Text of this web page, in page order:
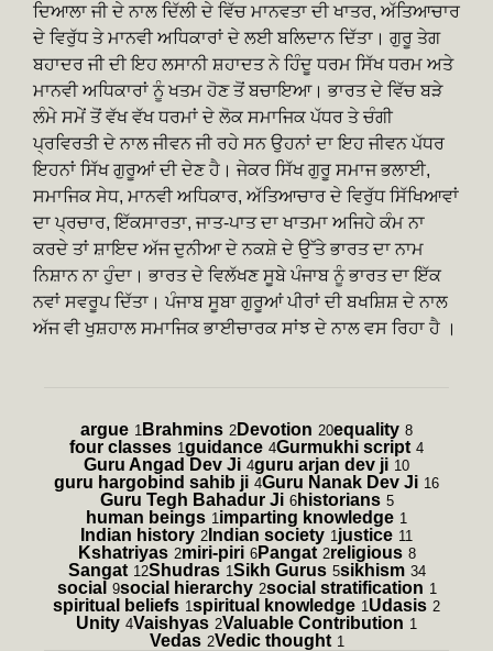
ਦਿਆਲਾ ਜੀ ਦੇ ਨਾਲ ਦਿੱਲੀ ਦੇ ਵਿੱਚ ਮਾਨਵਤਾ ਦੀ ਖਾਤਰ, ਅੱਤਿਆਚਾਰ
ਦੇ ਵਿਰੁੱਧ ਤੇ ਮਾਨਵੀ ਅਧਿਕਾਰਾਂ ਦੇ ਲਈ ਬਲਿਦਾਨ ਦਿੱਤਾ। ਗੁਰੂ ਤੇਗ
ਬਹਾਦਰ ਜੀ ਦੀ ਇਹ ਲਸਾਨੀ ਸ਼ਹਾਦਤ ਨੇ ਹਿੰਦੂ ਧਰਮ ਸਿੱਖ ਧਰਮ ਅਤੇ
ਮਾਨਵੀ ਅਧਿਕਾਰਾਂ ਨੂੰ ਖਤਮ ਹੋਣ ਤੋਂ ਬਚਾਇਆ। ਭਾਰਤ ਦੇ ਵਿੱਚ ਬੜੇ
ਲੰਮੇ ਸਮੇਂ ਤੋਂ ਵੱਖ ਵੱਖ ਧਰਮਾਂ ਦੇ ਲੋਕ ਸਮਾਜਿਕ ਪੱਧਰ ਤੇ ਚੰਗੀ
ਪ੍ਰਵਿਰਤੀ ਦੇ ਨਾਲ ਜੀਵਨ ਜੀ ਰਹੇ ਸਨ ਉਹਨਾਂ ਦਾ ਇਹ ਜੀਵਨ ਪੱਧਰ
ਇਹਨਾਂ ਸਿੱਖ ਗੁਰੂਆਂ ਦੀ ਦੇਣ ਹੈ। ਜੇਕਰ ਸਿੱਖ ਗੁਰੂ ਸਮਾਜ ਭਲਾਈ,
ਸਮਾਜਿਕ ਸੇਧ, ਮਾਨਵੀ ਅਧਿਕਾਰ, ਅੱਤਿਆਚਾਰ ਦੇ ਵਿਰੁੱਧ ਸਿੱਖਿਆਵਾਂ
ਦਾ ਪ੍ਰਚਾਰ, ਇੱਕਸਾਰਤਾ, ਜਾਤ-ਪਾਤ ਦਾ ਖਾਤਮਾ ਅਜਿਹੇ ਕੰਮ ਨਾ
ਕਰਦੇ ਤਾਂ ਸ਼ਾਇਦ ਅੱਜ ਦੁਨੀਆ ਦੇ ਨਕਸ਼ੇ ਦੇ ਉੱਤੇ ਭਾਰਤ ਦਾ ਨਾਮ
ਨਿਸ਼ਾਨ ਨਾ ਹੁੰਦਾ। ਭਾਰਤ ਦੇ ਵਿਲੱਖਣ ਸੂਬੇ ਪੰਜਾਬ ਨੂੰ ਭਾਰਤ ਦਾ ਇੱਕ
ਨਵਾਂ ਸਵਰੂਪ ਦਿੱਤਾ। ਪੰਜਾਬ ਸੂਬਾ ਗੁਰੂਆਂ ਪੀਰਾਂ ਦੀ ਬਖਸ਼ਿਸ਼ ਦੇ ਨਾਲ
ਅੱਜ ਵੀ ਖੁਸ਼ਹਾਲ ਸਮਾਜਿਕ ਭਾਈਚਾਰਕ ਸਾਂਝ ਦੇ ਨਾਲ ਵਸ ਰਿਹਾ ਹੈ ।
argue 1 Brahmins 2 Devotion 20equality 8
four classes 1 guidance 4Gurmukhi script 4
Guru Angad Dev Ji 4guru arjan dev ji 10
guru hargobind sahib ji 4Guru Nanak Dev Ji 16
Guru Tegh Bahadur Ji 6historians 5
human beings 1 imparting knowledge 1
Indian history 2 Indian society 1 justice 11
Kshatriyas 2miri-piri 6Pangat 2religious 8
Sangat 12Shudras 1 Sikh Gurus 5sikhism 34
social 9social hierarchy 2social stratification 1
spiritual beliefs 1 spiritual knowledge 1 Udasis 2
Unity 4Vaishyas 2Valuable Contribution 1
Vedas 2Vedic thought 1